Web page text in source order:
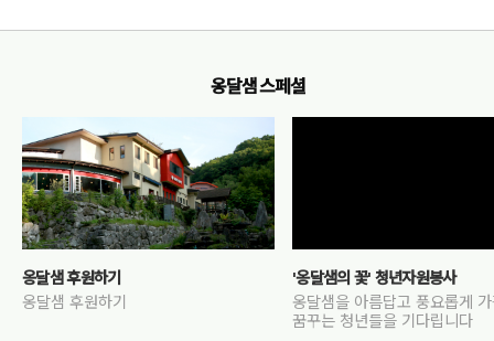
옹달샘 스페셜
옹달샘 후원하기
옹달샘 후원하기
'옹달샘의 꽃' 청년자원봉사
옹달샘을 아름답고 풍요롭게
꿈꾸는 청년들을 기다립니다